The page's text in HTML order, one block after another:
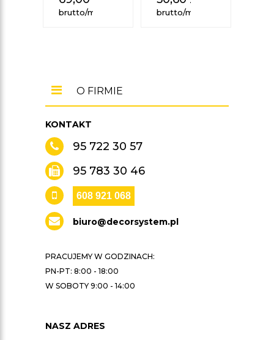
brutto/mb brutto/mb
KONTAKT
95 722 30 57
95 783 30 46
608 921 068
biuro@decorsystem.pl
PRACUJEMY W GODZINACH:
PN-PT: 8:00 - 18:00
W SOBOTY 9:00 - 14:00
NASZ ADRES
O FIRMIE